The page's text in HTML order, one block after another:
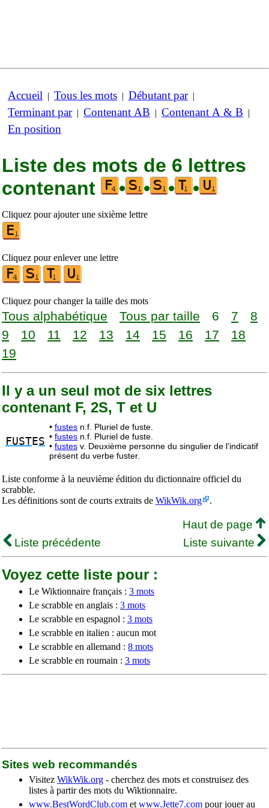
Accueil | Tous les mots | Débutant par|
Terminant par| Contenant AB | Contenant A & B |
En position
Liste des mots de 6 lettres
contenant
• • • •
Cliquez pour ajouter une sixième lettre
Cliquez pour enlever une lettre
Cliquez pour changer la taille des mots
Tous alphabétique Tous par taille 6 7
8
9
10 11 12 13 14 15 16 17
18
19
Il y a un seul mot de six lettres
contenant F, 2S, T et U
FUSTES
• fustes n.f. Pluriel de fuste.
• fustes n.f. Pluriel de fuste.
• fustes v. Deuxième personne du singulier de l’indicatif
présent du verbe fuster.
Liste conforme à la neuvième édition du dictionnaire officiel du
scrabble.
Les définitions sont de courts extraits de WikWik.org .
Haut de page
Liste précédente
Liste suivante
Voyez cette liste pour :
Le Wiktionnaire français : 3 mots
Le scrabble en anglais : 3 mots
Le scrabble en espagnol : 3 mots
Le scrabble en italien : aucun mot
Le scrabble en allemand : 8 mots
Le scrabble en roumain : 3 mots
Sites web recommandés
Visitez WikWik.org - cherchez des mots et construisez des
listes à partir des mots du Wiktionnaire.
www.BestWordClub.com et www.Jette7.com pour jouer au